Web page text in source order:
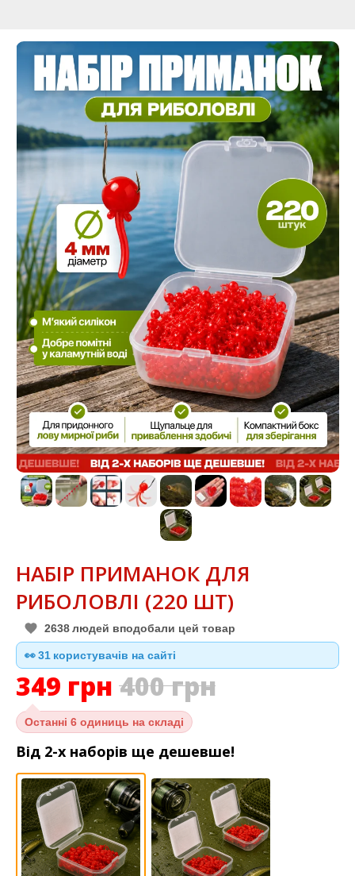
НАБІР ПРИМАНОК ДЛЯ
РИБОЛОВЛІ (220 ШТ)
2638 людей вподобали цей товар
👀30 користувачів на сайті
349 грн 400грн
Останні 6 одиниць на складі
Від 2-х наборів ще дешевше!